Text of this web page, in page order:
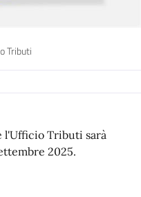
Tributi
l'Ufficio Tributi sarà
2025.